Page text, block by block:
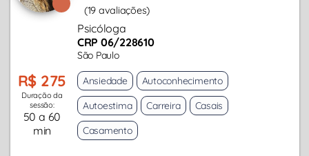
(19 avaliações)
Psicóloga
CRP 06/228610
São Paulo
R$ 275
Duração da
sessão:
50 a 60
min
Ansiedade
Autoconhecimento
Autoestima
Carreira
Casais
Casamento